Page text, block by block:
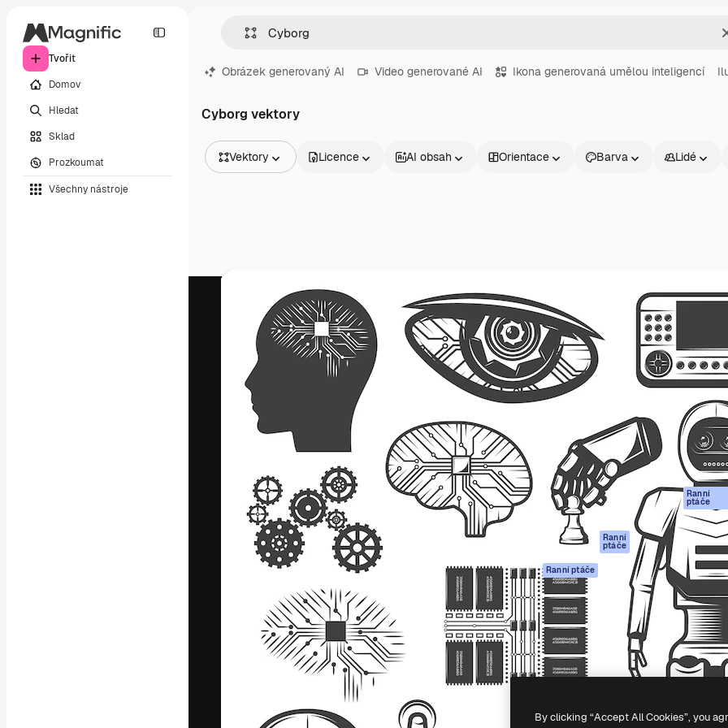
Tvořit
Domov
Hledat
Sklad
Prozkoumat
Všechny nástroje
Obrázek generovaný AI Video generované AI Ikona generovaná umělou inteligencí
Cyborg vektory
Vektory
Videa
Pohybová grafika
Video šablony
3D modely
Licence AI obsah Orientace Barva Lidé
Kreativní platforma pro tvorbu vaší nejlepší
práce. Více než 1 milion předplatitelů napříč
kreativci, podniky, agenturami a studii.
Produkty
Spaces
AI asistent
obrázků
AI generátor videa
AI hlasový
generátor
Stock obsah
Ranní
ptáče
Agenti Ranní ptáče
Mobilní aplikace
Všechny nástroje
Magnific
Začněte
Academy
Dokumentace
Podpora
Podmínky použití
Zásady ochrany
osobních údajů
Originály Ranní
ptáče
Zásady používání
souborů cookie
Centrum důvěry
Partneři
Firmy
Copyright © 2010-
By clicking “Accept All Cookies”, you